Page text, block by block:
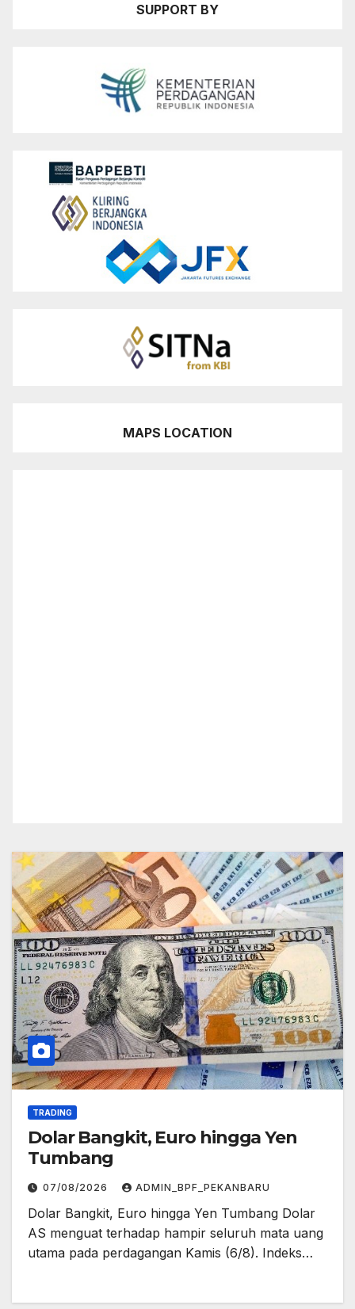
SUPPORT BY
MAPS LOCATION
TRADING
Dolar Bangkit, Euro hingga Yen
Tumbang
07/08/2026 ADMIN_BPF_PEKANBARU
Dolar Bangkit, Euro hingga Yen Tumbang Dolar
AS menguat terhadap hampir seluruh mata uang
utama pada perdagangan Kamis (6/8). Indeks…